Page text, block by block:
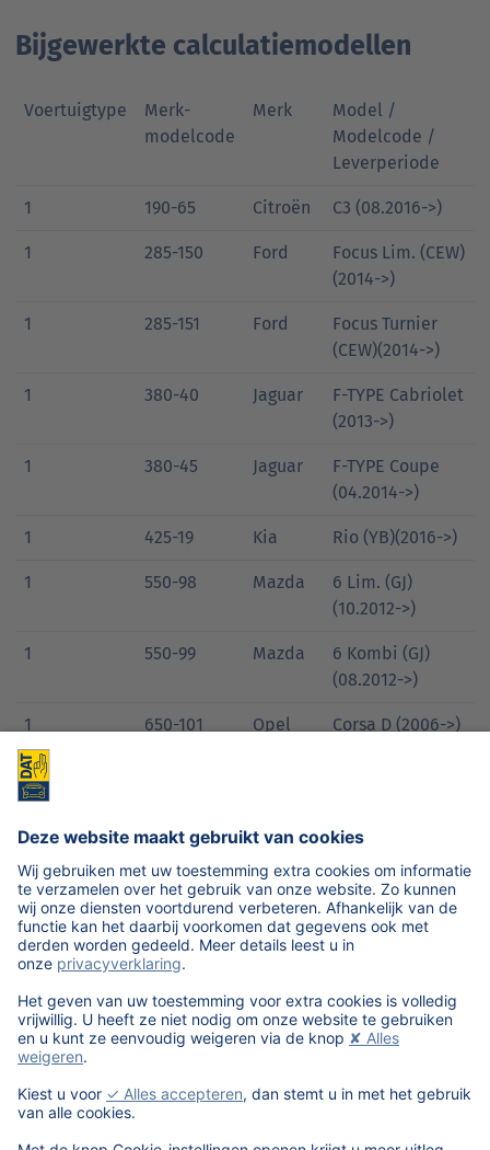
Bijgewerkte calculatiemodellen
Voertuigtype
Merk-
modelcode
Merk
Model /
Modelcode /
Leverperiode
1 190-65 Citroën C3 (08.2016->)
1 285-150 Ford
Focus Lim. (CEW)
(2014->)
1 285-151 Ford
Focus Turnier
(CEW)(2014->)
1 380-40 Jaguar
F-TYPE Cabriolet
(2013->)
1 380-45 Jaguar
F-TYPE Coupe
(04.2014->)
1 425-19 Kia Rio (YB)(2016->)
1 550-98 Mazda
6 Lim. (GJ)
(10.2012->)
1 550-99 Mazda
6 Kombi (GJ)
(08.2012->)
1 650-101 Opel Corsa D (2006->)
1
1 720-135 Renault
Megane IV Lim.
5-trg (12.2015->)
1 720-136 Renault
Megane IV
Grandtour
1 830-65 Suzuki
Vitara (LY)(2015-
>)